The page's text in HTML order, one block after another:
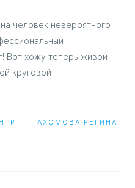
человек невероятного
Вот хожу теперь живой
круговой
ПАХОМОВА РЕГИНА